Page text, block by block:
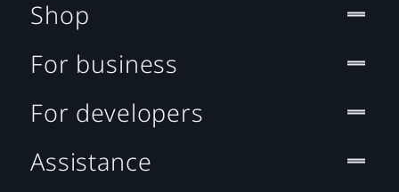
Shop
For business
For developers
Assistance